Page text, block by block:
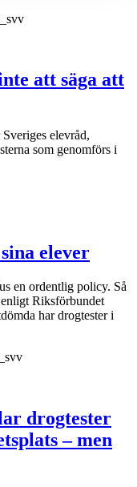
att säga att
elevråd,
som genomförs i
elever
en ordentlig policy. Så
Riksförbundet
har drogtester i
drogtester
– men